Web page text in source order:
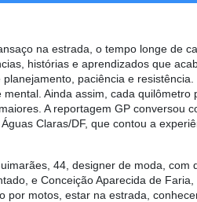
na estrada, o tempo longe de
histórias e aprendizados que
paciência e
Ainda assim, cada quilômetro
A reportagem GP conversou
Claras/DF, que contou a
44, designer de moda,
e Conceição Aparecida de
por motos, estar na estrada,